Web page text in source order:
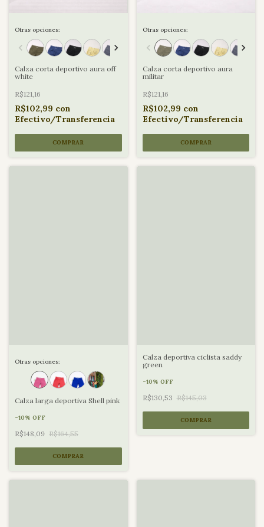
Otras opciones:
Calza corta deportivo aura off
white
R$121,16
R$102,99 con
Efectivo/Transferencia
COMPRAR
Otras opciones:
Calza corta deportivo aura
militar
R$121,16
R$102,99 con
Efectivo/Transferencia
COMPRAR
Otras opciones:
Calza larga deportiva Shell pink
-10% OFF
R$148,09 R$164,55
COMPRAR
Calza deportiva ciclista saddy
green
-10% OFF
R$130,53 R$145,03
COMPRAR